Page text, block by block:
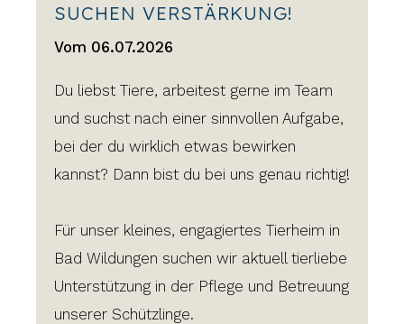
SUCHEN VERSTÄRKUNG!
Vom 06.07.2026
Du liebst Tiere, arbeitest gerne im Team
und suchst nach einer sinnvollen Aufgabe,
bei der du wirklich etwas bewirken
kannst? Dann bist du bei uns genau richtig!
Für unser kleines, engagiertes Tierheim in
Bad Wildungen suchen wir aktuell tierliebe
Unterstützung in der Pflege und Betreuung
unserer Schützlinge.